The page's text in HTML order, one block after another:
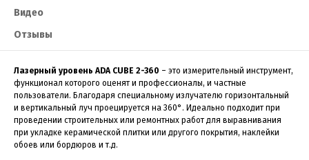
Видео
Отзывы
Лазерный уровень ADA CUBE 2-360 – это измерительный инструмент,
функционал которого оценят и профессионалы, и частные
пользователи. Благодаря специальному излучателю горизонтальный
и вертикальный луч проецируется на 360°. Идеально подходит при
проведении строительных или ремонтных работ для выравнивания
при укладке керамической плитки или другого покрытия, наклейки
обоев или бордюров и т.д.